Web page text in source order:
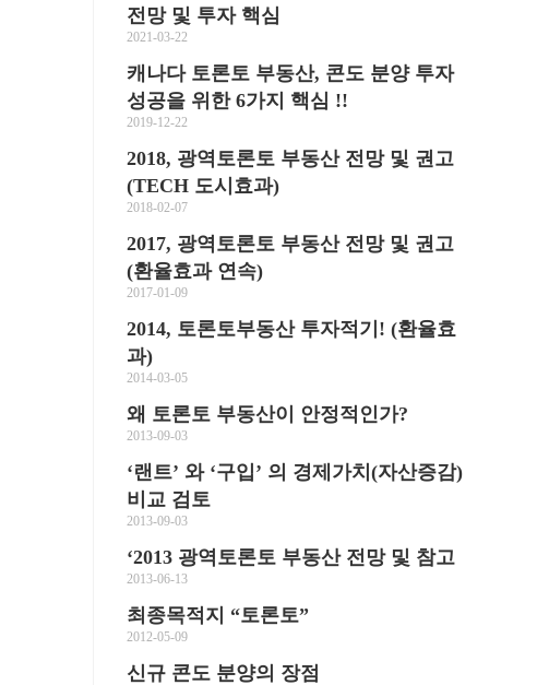
전망 및 투자 핵심
2021-03-22
캐나다 토론토 부동산, 콘도 분양 투자
성공을 위한 6가지 핵심 !!
2019-12-22
2018, 광역토론토 부동산 전망 및 권고
(TECH 도시효과)
2018-02-07
2017, 광역토론토 부동산 전망 및 권고
(환율효과 연속)
2017-01-09
2014, 토론토부동산 투자적기! (환율효
과)
2014-03-05
왜 토론토 부동산이 안정적인가?
2013-09-03
‘랜트’ 와 ‘구입’ 의 경제가치(자산증감)
비교 검토
2013-09-03
‘2013 광역토론토 부동산 전망 및 참고
2013-06-13
최종목적지 “토론토”
2012-05-09
신규 콘도 분양의 장점